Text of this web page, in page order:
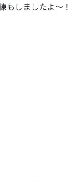
もしましたよ～！